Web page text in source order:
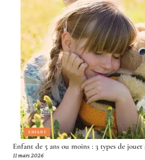
ENFANT
Enfant de 5 ans ou moins : 3 types de
11 mars 2026